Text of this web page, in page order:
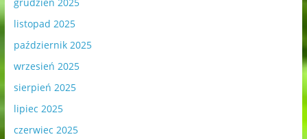
grudzień 2025
listopad 2025
październik 2025
wrzesień 2025
sierpień 2025
lipiec 2025
czerwiec 2025